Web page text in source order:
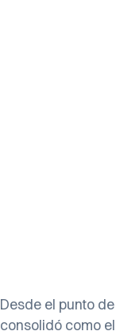
Desde el punto
consolidó como